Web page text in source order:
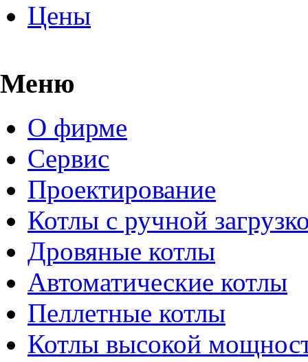
Цены
Меню
О фирме
Сервис
Проектирование
Котлы с ручной
Дровяные котлы
Автоматические котлы
Пеллетные котлы
Котлы высокой